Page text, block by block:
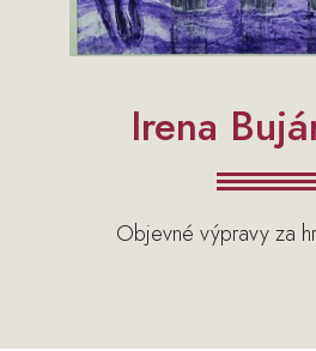
Irena
Objevné výpravy za